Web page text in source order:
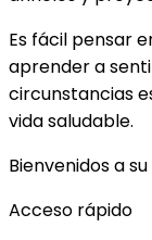
Es fácil pensar
aprender a
circunstancias
vida saludable.
Bienvenidos a
Acceso rápido